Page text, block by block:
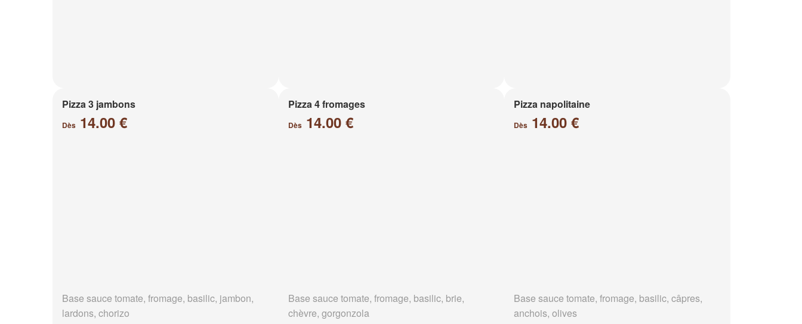
Pizza 3 jambons
Dès 14.00 €
Base sauce tomate, fromage, basilic, jambon,
lardons, chorizo
Pizza 4 fromages
Dès14.00 €
Base sauce tomate, fromage, basilic, brie,
chèvre, gorgonzola
Pizza napolitaine
Dès 14.00 €
Base sauce tomate, fromage, basilic, câpres,
anchois, olives